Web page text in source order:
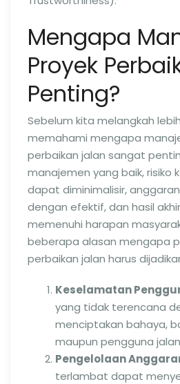
Mengapa
Proyek
Penting?
Sebelum kita melangkah
memahami mengapa
perbaikan jalan sangat
manajemen yang baik, risiko
dapat diminimalisir,
dengan efektif, dan hasil
memenuhi harapan
beberapa alasan mengapa
perbaikan jalan harus
Keselamatan
yang tidak terencana
menciptakan bahaya,
maupun pengguna
Pengelolaan
terlambat dapat